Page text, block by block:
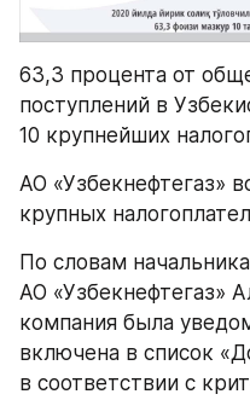
63,3 процента от
поступлений в
10 крупнейших
АО «Узбекнефтегаз»
крупных
По словам
АО «Узбекнефтегаз»
компания была
включена в список
в соответствии с